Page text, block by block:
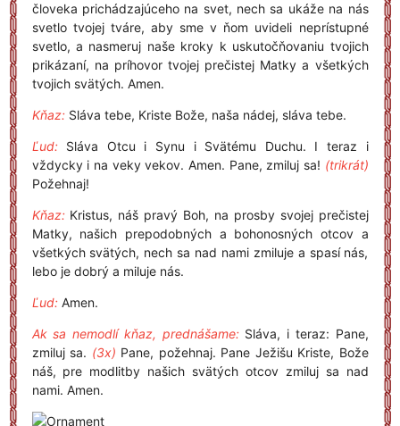
človeka prichádzajúceho na svet, nech sa ukáže na nás
svetlo tvojej tváre, aby sme v ňom uvideli neprístupné
svetlo, a nasmeruj naše kroky k uskutočňovaniu tvojich
prikázaní, na príhovor tvojej prečistej Matky a všetkých
tvojich svätých. Amen.
Kňaz:Sláva tebe, Kriste Bože, naša nádej, sláva tebe.
Ľud:Sláva Otcu i Synu i Svätému Duchu. I teraz i
vždycky i na veky vekov. Amen. Pane, zmiluj sa! (trikrát)
Požehnaj!
Kňaz:Kristus, náš pravý Boh, na prosby svojej prečistej
Matky, našich prepodobných a bohonosných otcov a
všetkých svätých, nech sa nad nami zmiluje a spasí nás,
lebo je dobrý a miluje nás.
Ľud:Amen.
Ak sa nemodlí kňaz, prednášame:Sláva, i teraz: Pane,
zmiluj sa. (3x) Pane, požehnaj. Pane Ježišu Kriste, Bože
náš, pre modlitby našich svätých otcov zmiluj sa nad
nami. Amen.